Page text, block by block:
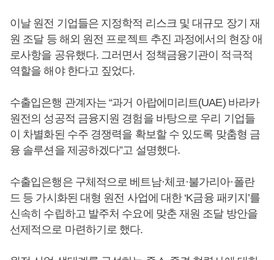
이날 원전 기업들은 지정학적 리스크 및 대규모 장기 재
원 조달 등 해외 원전 프로젝트 추진 과정에서의 현장 애
로사항을 공유했다. 그러면서 정책금융기관이 적극적
역할을 해야 한다고 짚었다.
수출입은행 관계자는 “과거 아랍에미리트(UAE) 바라카
원전의 성공적 금융지원 경험을 바탕으로 우리 기업들
이 차별화된 수주 경쟁력을 확보할 수 있도록 맞춤형 금
융 솔루션을 제공하겠다”고 설명했다.
수출입은행은 구체적으로 베트남·체코·불가리아·폴란
드 등 가시화된 대형 원전 사업에 대한 ‘K금융 패키지’를
신속히 수립하고 발주처 수요에 맞춘 재원 조달 방안을
선제적으로 마련하기로 했다.